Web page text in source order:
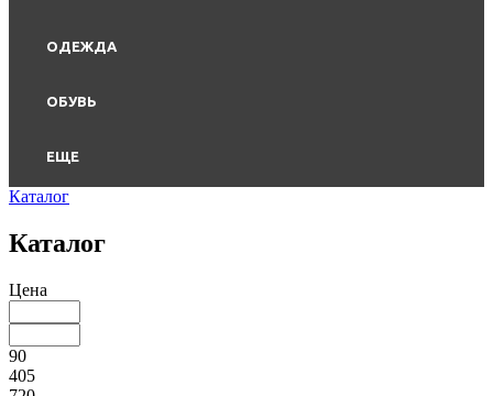
ОДЕЖДА
ОБУВЬ
ЕЩЕ
Каталог
Каталог
Цена
90
405